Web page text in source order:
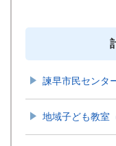
諫早市民センタ
地域子ども教室